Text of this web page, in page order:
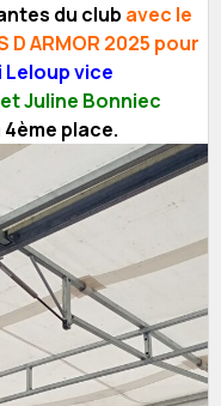
du club avec le
D ARMOR 2025 pour
Leloup vice
et Juline Bonniec
place.